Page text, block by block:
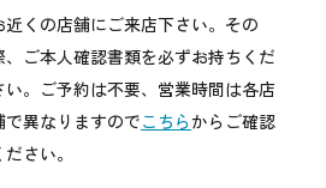
近くの店舗にご来店下さい。その
、ご本人確認書類を必ずお持ちくだ
い。ご予約は不要、営業時間は各店
で異なりますのでこちらからご確認
ださい。